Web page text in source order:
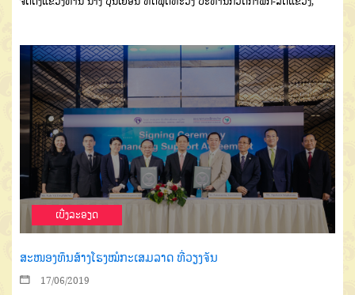
ເບີ່ງລະອຽດ
ສະໜອງທຶນສ້າງໂຮງໝໍກະເສມລາດ ທີ່ວຽງຈັນ
17/06/2019